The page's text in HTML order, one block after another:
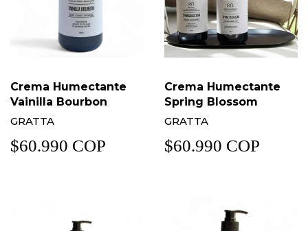
Crema Humectante
Vainilla Bourbon
GRATTA
$60.990 COP
Crema Humectante
Spring Blossom
GRATTA
$60.990 COP